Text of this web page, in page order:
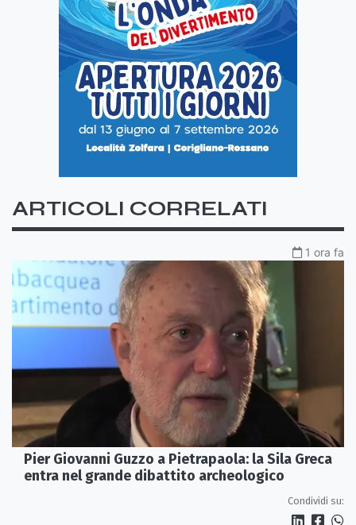
ARTICOLI CORRELATI
1 ora fa
Pier Giovanni Guzzo a Pietrapaola: la Sila Greca
entra nel grande dibattito archeologico
Condividi su: